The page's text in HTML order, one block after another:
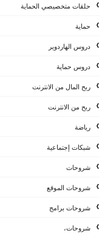
حلقات متخصيصي الحماية
حماية
دروس الهاردوير
دروس حماية
ربح المال من الانترنت
ربح من الانترنت
رياضة
شبكات إجتماعية
شروحات
شروحات الموقع
شروحات برامج
شروحات،